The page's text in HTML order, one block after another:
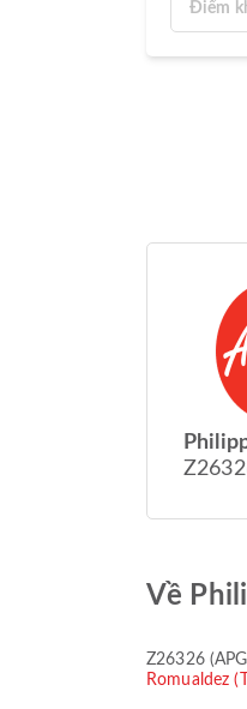
Về
Z26326(APG
Romualdez